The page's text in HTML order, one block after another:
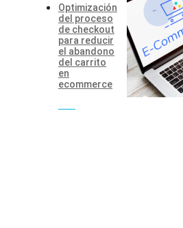
Optimización
del proceso
de checkout
para reducir
el abandono
del carrito
en
ecommerce